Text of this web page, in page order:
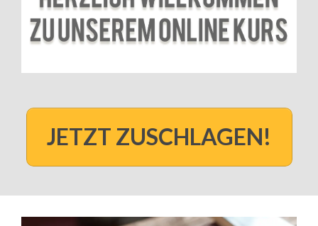
JETZT ZUSCHLAGEN!